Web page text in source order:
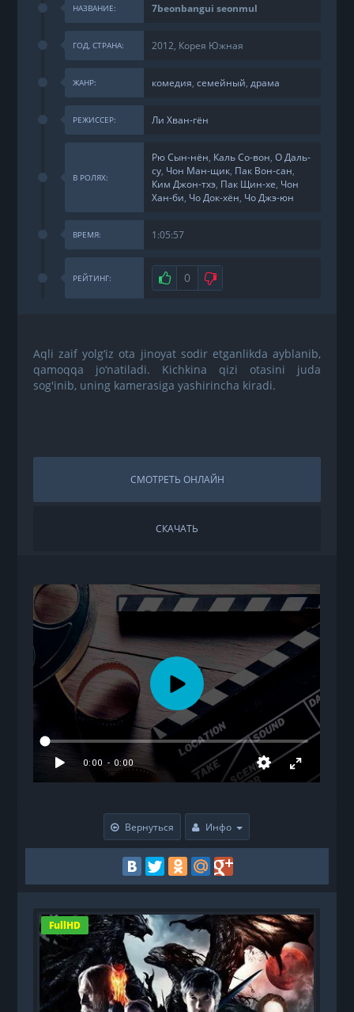
НАЗВАНИЕ: 7beonbangui seonmul
ГОД, СТРАНА: 2012, Корея Южная
ЖАНР: комедия,семейный,драма
РЕЖИССЕР: Ли Хван-гён
В РОЛЯХ:
Рю Сын-нён, Каль Со-вон,О Даль-
су, Чон Ман-щик, Пак Вон-сан,
Ким Джон-тхэ, Пак Щин-хе, Чон
Хан-би, Чо Док-хён, Чо Джэ-юн
ВРЕМЯ: 1:05:57
РЕЙТИНГ: Нравится
0 Не нравится
Aqli zaif yolg‘iz ota jinoyat sodir etganlikda ayblanib,
qamoqqa jo‘natiladi. Kichkina qizi otasini juda
sog'inib, uning kamerasiga yashirincha kiradi.
СМОТРЕТЬ ОНЛАЙН
СКАЧАТЬ
Вернуться Инфо
FullHD